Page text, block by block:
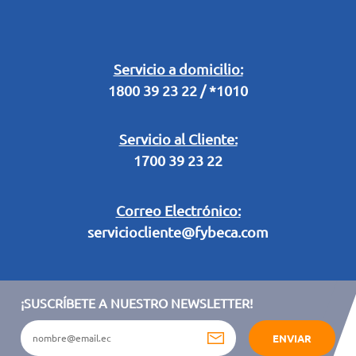
Servicio a domicilio:
1800 39 23 22 / *1010
Servicio al Cliente:
1700 39 23 22
Correo Electrónico:
serviciocliente@fybeca.com
Legal Campaña Produbanco
Términos y condiciones sorteo partido de fútbol "Tu ídolo"
¡SUSCRÍBETE A NUESTRO NEWSLETTER!
ENVIAR